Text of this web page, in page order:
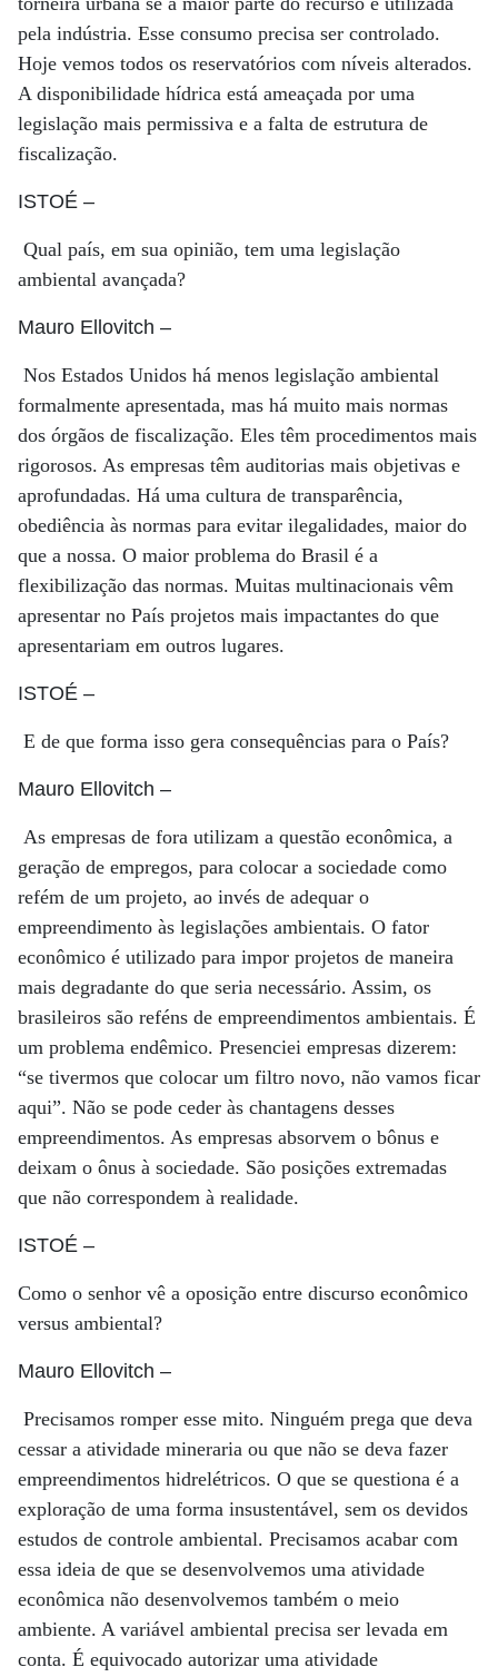
pela indústria. Esse consumo precisa ser controlado.
Hoje vemos todos os reservatórios com níveis alterados.
A disponibilidade hídrica está ameaçada por uma
legislação mais permissiva e a falta de estrutura de
fiscalização.
ISTOÉ –
Qual país, em sua opinião, tem uma legislação
ambiental avançada?
Mauro Ellovitch –
Nos Estados Unidos há menos legislação ambiental
formalmente apresentada, mas há muito mais normas
dos órgãos de fiscalização. Eles têm procedimentos mais
rigorosos. As empresas têm auditorias mais objetivas e
aprofundadas. Há uma cultura de transparência,
obediência às normas para evitar ilegalidades, maior do
que a nossa. O maior problema do Brasil é a
flexibilização das normas. Muitas multinacionais vêm
apresentar no País projetos mais impactantes do que
apresentariam em outros lugares.
ISTOÉ –
E de que forma isso gera consequências para o País?
Mauro Ellovitch –
As empresas de fora utilizam a questão econômica, a
geração de empregos, para colocar a sociedade como
refém de um projeto, ao invés de adequar o
empreendimento às legislações ambientais. O fator
econômico é utilizado para impor projetos de maneira
mais degradante do que seria necessário. Assim, os
brasileiros são reféns de empreendimentos ambientais. É
um problema endêmico. Presenciei empresas dizerem:
“se tivermos que colocar um filtro novo, não vamos ficar
aqui”. Não se pode ceder às chantagens desses
empreendimentos. As empresas absorvem o bônus e
deixam o ônus à sociedade. São posições extremadas
que não correspondem à realidade.
ISTOÉ –
Como o senhor vê a oposição entre discurso econômico
versus ambiental?
Mauro Ellovitch –
Precisamos romper esse mito. Ninguém prega que deva
cessar a atividade mineraria ou que não se deva fazer
empreendimentos hidrelétricos. O que se questiona é a
exploração de uma forma insustentável, sem os devidos
estudos de controle ambiental. Precisamos acabar com
essa ideia de que se desenvolvemos uma atividade
econômica não desenvolvemos também o meio
ambiente. A variável ambiental precisa ser levada em
conta. É equivocado autorizar uma atividade